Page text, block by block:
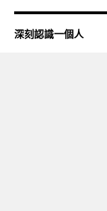
深刻認識一個人